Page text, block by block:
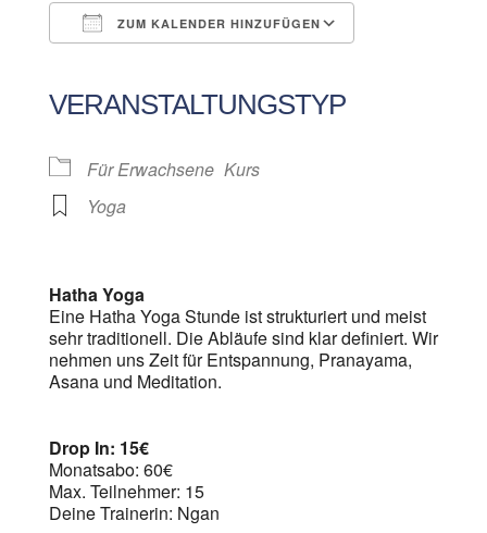
ZUM KALENDER HINZUFÜGEN
VERANSTALTUNGSTYP
Für Erwachsene Kurs
Yoga
Hatha Yoga
Eine Hatha Yoga Stunde ist strukturiert und meist
sehr traditionell. Die Abläufe sind klar definiert. Wir
nehmen uns Zeit für Entspannung, Pranayama,
Asana und Meditation.
Drop In: 15€
Monatsabo: 60€
Max. Teilnehmer: 15
Deine Trainerin: Ngan